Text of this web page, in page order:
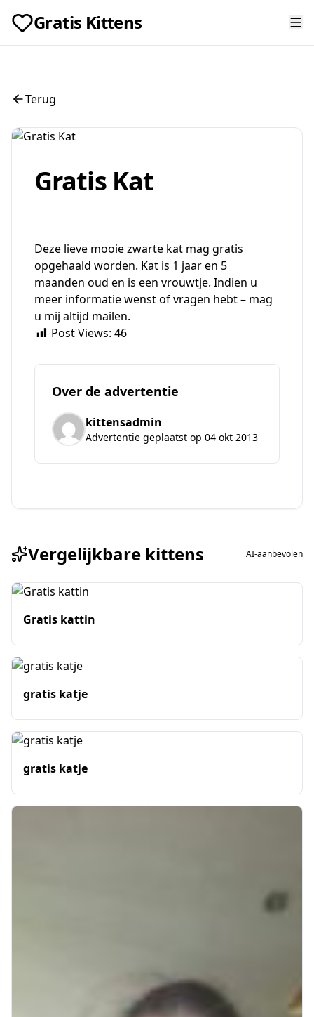
Gratis Kittens
Terug
Gratis Kat
Deze lieve mooie zwarte kat mag gratis
opgehaald worden. Kat is 1 jaar en 5
maanden oud en is een vrouwtje. Indien u
meer informatie wenst of vragen hebt – mag
u mij altijd mailen.
Post Views: 46
Over de advertentie
kittensadmin
Advertentie geplaatst op 04 okt 2013
Vergelijkbare kittens AI-aanbevolen
Gratis kattin
gratis katje
gratis katje